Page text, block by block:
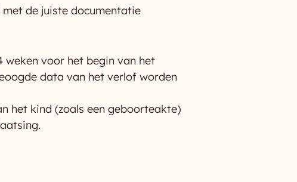
de juiste documentatie
weken voor het begin van het
data van het verlof worden
het kind (zoals een geboorteakte)